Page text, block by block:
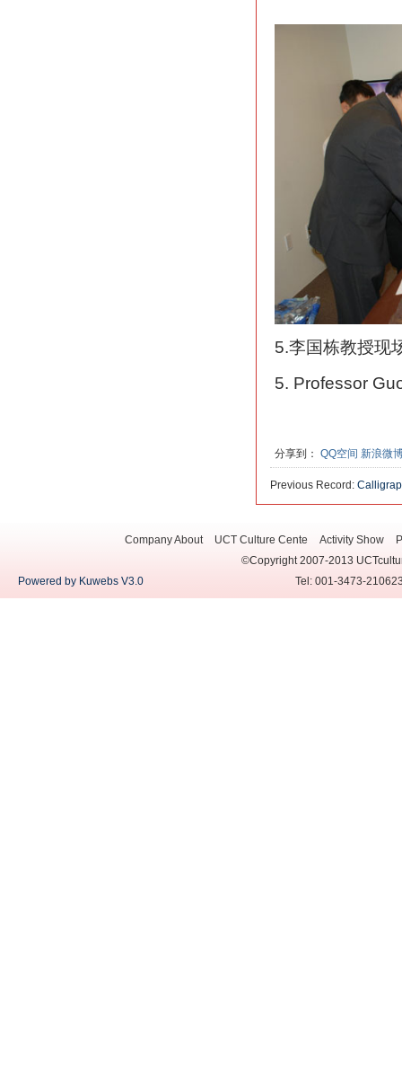
5.李国栋教授现
5. Professor
分享到： QQ空间 新浪微
Previous Record:
Giving His Work to the
Company About UCT Culture Cente Activity Show
©Copyright 2007-2013
Powered by Kuwebs V3.0
Tel: 001-3473-